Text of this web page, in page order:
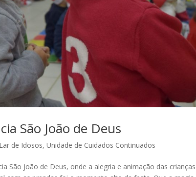
São João de Deus
Lar de Idosos,Unidade de Cuidados Continuados
São João de Deus, onde a alegria e animação das crianças